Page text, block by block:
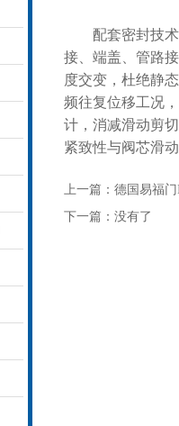
配套密封技术
接、端盖、管路
度交变，杜绝静
频往复位移工况
计，消减滑动剪
紧致性与阀芯滑
上一篇： 德国易福
下一篇：没有了